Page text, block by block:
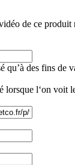
de ce produit
qu’à des fins de
lorsque l‘on voit